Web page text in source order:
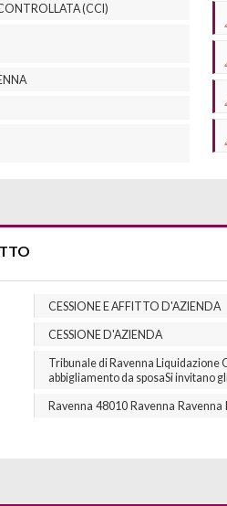
(CCI)
CESSIONE E AFFITTO D'AZIENDA
CESSIONE D'AZIENDA
Tribunale di Ravenna
abbigliamento da sposaSi invitano
Ravenna 48010 Ravenna Ravenna